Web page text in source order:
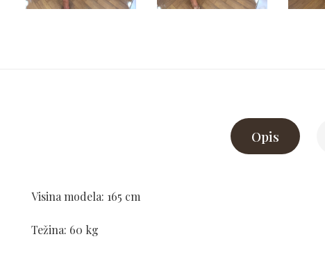
Opis
Visina modela: 165 cm
Težina: 60 kg